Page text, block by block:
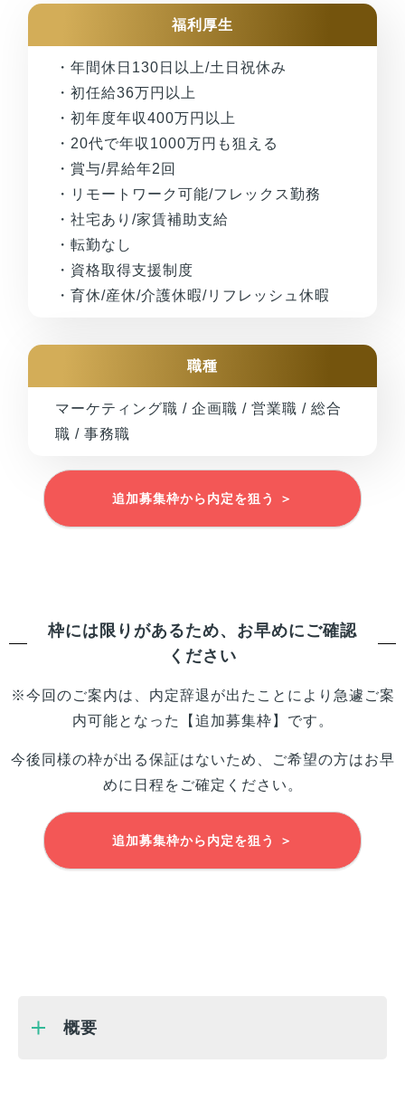
福利厚生
・年間休日130日以上/土日祝休み
・初任給36万円以上
・初年度年収400万円以上
・20代で年収1000万円も狙える
・賞与/昇給年2回
・リモートワーク可能/フレックス勤務
・社宅あり/家賃補助支給
・転勤なし
・資格取得支援制度
・育休/産休/介護休暇/リフレッシュ休暇
職種
マーケティング職 / 企画職 / 営業職 / 総合
職 / 事務職
追加募集枠から内定を狙う ＞
枠には限りがあるため、お早めにご確認
ください
※今回のご案内は、内定辞退が出たことにより急遽ご案
内可能となった【追加募集枠】です。
今後同様の枠が出る保証はないため、ご希望の方はお早
めに日程をご確定ください。
追加募集枠から内定を狙う ＞
概要